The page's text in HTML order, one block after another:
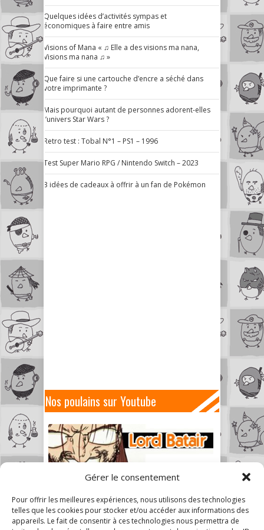
Gérer le consentement
Pour offrir les meilleures expériences, nous utilisons des technologies
telles que les cookies pour stocker et/ou accéder aux informations des
appareils. Le fait de consentir à ces technologies nous permettra de
Quelques idées d’activités sympas et
économiques à faire entre amis
Visions of Mana « ♫ Elle a des visions ma nana,
Visions ma nana ♫ »
Que faire si une cartouche d’encre a séché dans
votre imprimante ?
Mais pourquoi autant de personnes adorent-elles
l’univers Star Wars ?
Retro test : Tobal N°1 – PS1 – 1996
Test Super Mario RPG / Nintendo Switch – 2023
3 idées de cadeaux à offrir à un fan de Pokémon
Nos poulains sur Youtube